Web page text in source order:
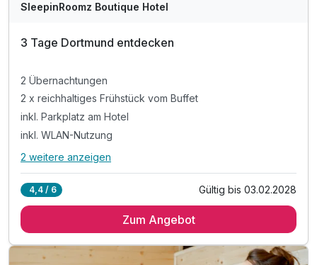
SleepinRoomz Boutique Hotel
3 Tage Dortmund entdecken
2 Übernachtungen
2 x reichhaltiges Frühstück vom Buffet
inkl. Parkplatz am Hotel
inkl. WLAN-Nutzung
Alle Inklusivleistungen
2 x reichhaltiges Frühstück vom Buffet
inkl. WLAN-Nutzung
2 weitere anzeigen
4,4 / 6 Gültig bis 03.02.2028
Zum Angebot